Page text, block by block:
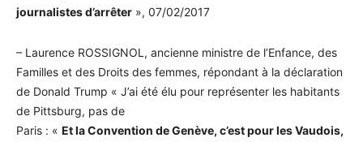
journalistes d’arrêter », 07/02/2017
– Laurence ROSSIGNOL, ancienne ministre de l’Enfance, des
Familles et des Droits des femmes, répondant à la déclaration
de Donald Trump « J’ai été élu pour représenter les habitants
de Pittsburg, pas de
Paris : « Et la Convention de Genève, c’est pour les Vaudois,